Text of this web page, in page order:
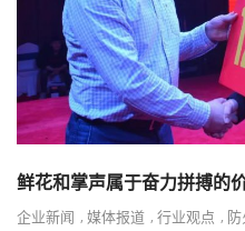
鲜花和掌声属于奋力拼搏的
企业新闻 , 媒体报道 , 行业观点 ,